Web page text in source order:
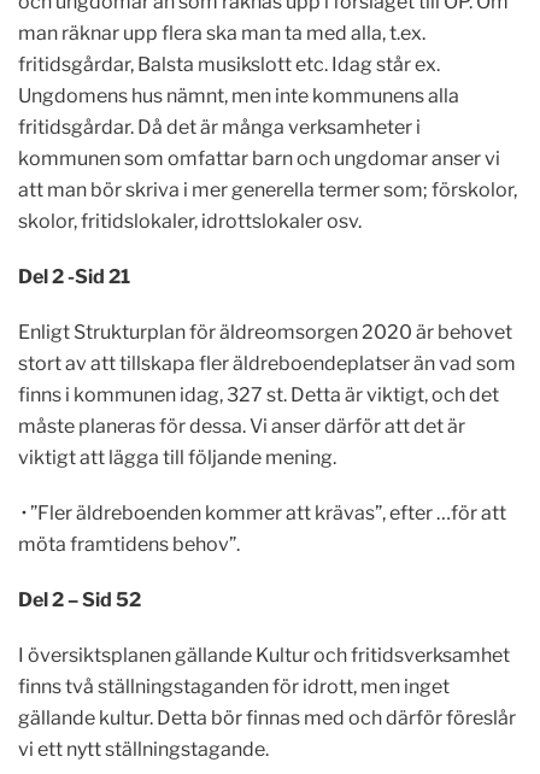
man räknar upp flera ska man ta med alla, t.ex.
fritidsgårdar, Balsta musikslott etc. Idag står ex.
Ungdomens hus nämnt, men inte kommunens alla
fritidsgårdar. Då det är många verksamheter i
kommunen som omfattar barn och ungdomar anser vi
att man bör skriva i mer generella termer som; förskolor,
skolor, fritidslokaler, idrottslokaler osv.
Del 2 -Sid 21
Enligt Strukturplan för äldreomsorgen 2020 är behovet
stort av att tillskapa fler äldreboendeplatser än vad som
finns i kommunen idag, 327 st. Detta är viktigt, och det
måste planeras för dessa. Vi anser därför att det är
viktigt att lägga till följande mening.
· ”Fler äldreboenden kommer att krävas”, efter …för att
möta framtidens behov”.
Del 2 – Sid 52
I översiktsplanen gällande Kultur och fritidsverksamhet
finns två ställningstaganden för idrott, men inget
gällande kultur. Detta bör finnas med och därför föreslår
vi ett nytt ställningstagande.